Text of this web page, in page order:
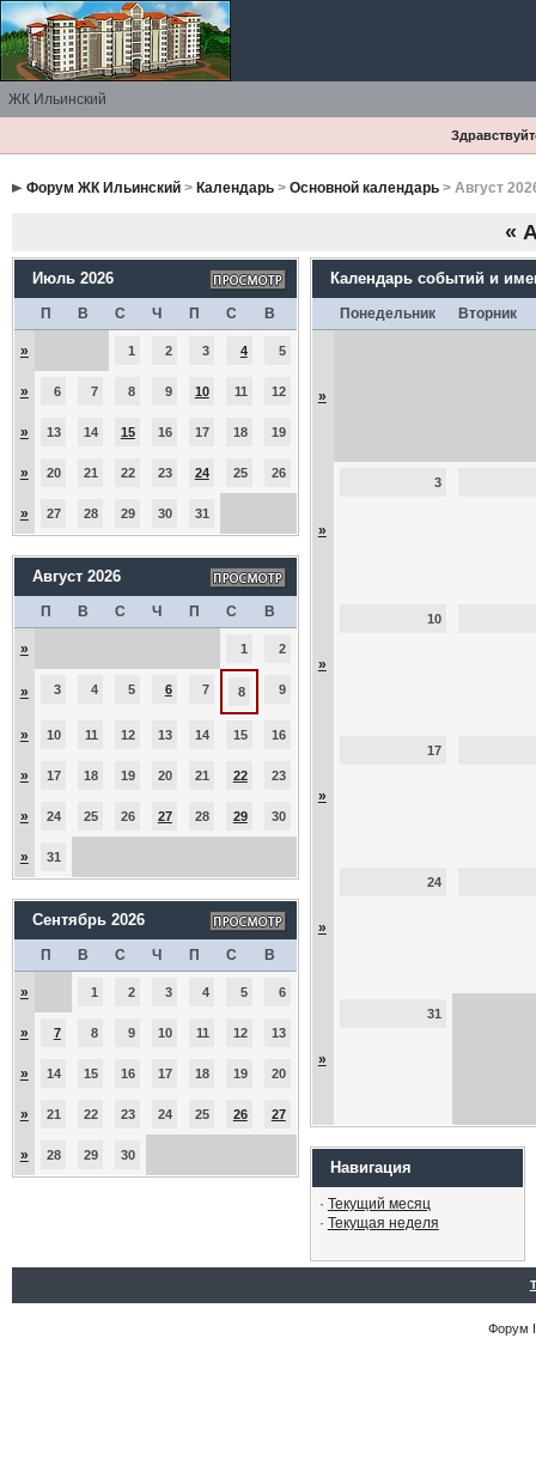
ЖК Ильинский
Форум ЖК Ильинский> Календарь> Основной календарь> Август
«
Июль 2026
П В С Ч П С В
» 1 2 3 4 5
» 6 7 8 9 10 11 12
» 13 14 15 16 17 18 19
» 20 21 22 23 24 25 26
» 27 28 29 30 31
Август 2026
П В С Ч П С В
» 1 2
» 3 4 5 6 7 8 9
» 10 11 12 13 14 15 16
» 17 18 19 20 21 22 23
» 24 25 26 27 28 29 30
» 31
Сентябрь 2026
П В С Ч П С В
» 1 2 3 4 5 6
» 7 8 9 10 11 12 13
» 14 15 16 17 18 19 20
» 21 22 23 24 25 26 27
» 28 29 30
Календарь событий и
Понедельник Вторник
»
»
3
»
10
»
17
»
24
»
31
Навигация
· Текущий месяц
· Текущая неделя
Форум